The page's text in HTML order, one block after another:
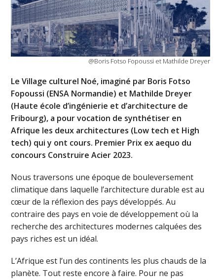
@Boris Fotso Fopoussi et Mathilde Dreyer
Le Village culturel Noé, imaginé par Boris Fotso
Fopoussi (ENSA Normandie) et Mathilde Dreyer
(Haute école d’ingénierie et d’architecture de
Fribourg), a pour vocation de synthétiser en
Afrique les deux architectures (Low tech et High
tech) qui y ont cours. Premier Prix ex aequo du
concours Construire Acier 2023.
Nous traversons une époque de bouleversement
climatique dans laquelle l’architecture durable est au
cœur de la réflexion des pays développés. Au
contraire des pays en voie de développement où la
recherche des architectures modernes calquées des
pays riches est un idéal.
L’Afrique est l’un des continents les plus chauds de la
planète. Tout reste encore à faire. Pour ne pas